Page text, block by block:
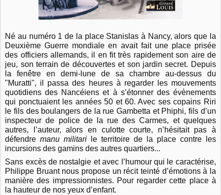
Né au numéro 1 de la place Stanislas à Nancy, alors que la
Deuxième Guerre mondiale en avait fait une place prisée
des officiers allemands, il en fit très rapidement son aire de
jeu, son terrain de découvertes et son jardin secret. Depuis
la fenêtre en demi-lune de sa chambre au-dessus du
"Muratti", il passa des heures à regarder les mouvements
quotidiens des Nancéiens et à s’étonner des évènements
qui ponctuaient les années 50 et 60. Avec ses copains Riri
le fils des boulangers de la rue Gambetta et Phiphi, fils d’un
inspecteur de police de la rue des Carmes, et quelques
autres, l’auteur, alors en culotte courte, n’hésitait pas à
défendremanu militari le territoire de la place contre les
incursions des gamins des autres quartiers...
Sans excès de nostalgie et avec l’humour qui le caractérise,
Philippe Bruant nous propose un récit teinté d’émotions à la
manière des impressionnistes. Pour regarder cette place à
la hauteur de nos yeux d’enfant.